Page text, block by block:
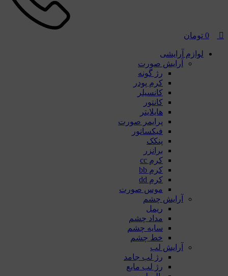
0 تومان
لوازم آرایشی
آرایش صورت
رژ گونه
کرم پودر
کانسیلر
کانتور
هایلایتر
پرایمر صورت
فیکساتور
پنکک
برانزر
كرم cc
کرم bb
کرم dd
موس صورت
آرایش چشم
ریمل
مداد چشم
سایه چشم
خط چشم
آرایش لب
رژ لب جامد
رژ لب مایع